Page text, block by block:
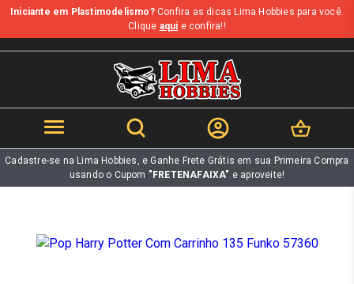
b
Iniciante em Plastimodelismo?Confira as dicas Lima Hobbies para você.
Clique aqui e confira!!
Cadastre-se na Lima Hobbies, e Ganhe Frete Grátis em sua Primeira Compra
usando o Cupom "FRETENAFAIXA" e aproveite!